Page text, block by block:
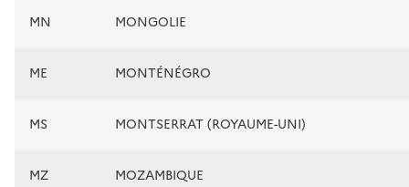
MN MONGOLIE
ME MONTÉNÉGRO
MS MONTSERRAT (ROYAUME-UNI)
MZ MOZAMBIQUE